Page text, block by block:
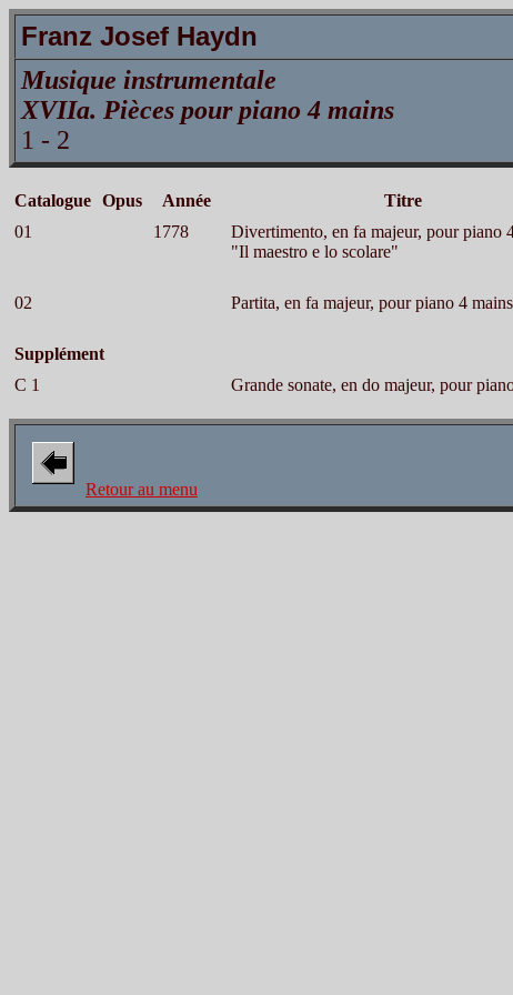
Franz Josef Haydn
Musique instrumentale
XVIIa. Pièces pour piano 4 mains
1 - 2
Catalogue Opus Année Titre
01
1778
Divertimento, en fa majeur, pour piano
"Il maestro e lo scolare"
02
Partita, en fa majeur, pour piano 4 mains
Supplément
C 1
Grande sonate, en do majeur, pour
Retour au menu